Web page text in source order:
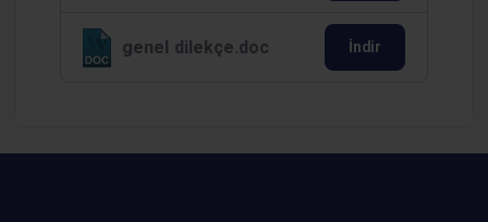
genel dilekçe.doc İndir